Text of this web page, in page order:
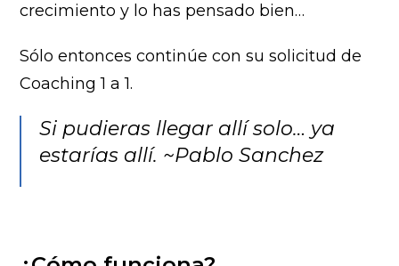
crecimiento y lo has pensado bien…
Sólo entonces continúe con su solicitud de
Coaching 1 a 1.
Si pudieras llegar allí solo… ya
estarías allí. ~Pablo Sanchez